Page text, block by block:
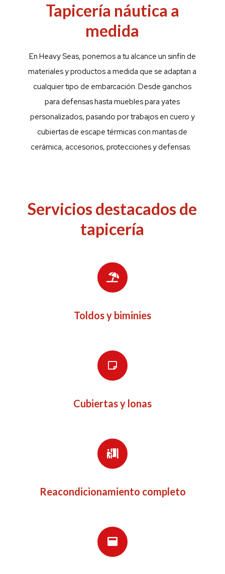
Tapicería náutica a
medida
En Heavy Seas, ponemos a tu alcance un sinfín de
materiales y productos a medida que se adaptan a
cualquier tipo de embarcación. Desde ganchos
para defensas hasta muebles para yates
personalizados, pasando por trabajos en cuero y
cubiertas de escape térmicas con mantas de
cerámica, accesorios, protecciones y defensas.
Servicios destacados de
tapicería
Toldos y biminies
Cubiertas y lonas
Reacondicionamiento completo